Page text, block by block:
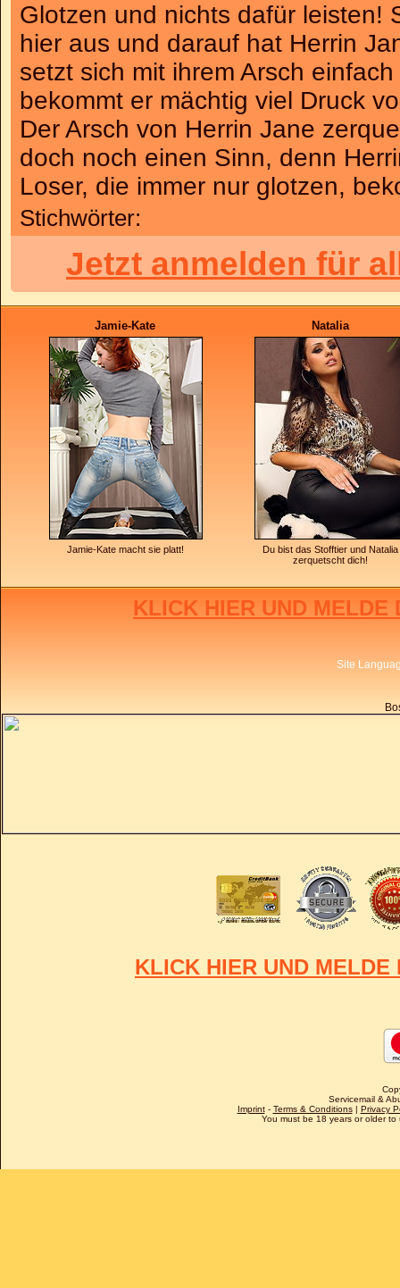
Glotzen und nichts dafür leisten!
hier aus und darauf hat Herrin
setzt sich mit ihrem Arsch
bekommt er mächtig viel Druck
Der Arsch von Herrin Jane
doch noch einen Sinn, denn
Loser, die immer nur glotzen,
Stichwörter:
Jetzt anmelden für
Jamie-Kate
Jamie-Kate macht sie platt!
Natalia
Du bist das Stofftier und Natalia
zerquetscht dich!
KLICK HIER UND MELDE
Site
KLICK HIER UND
Servicemail &
Imprint- Terms & Conditions| Privacy
You must be 18 years or older